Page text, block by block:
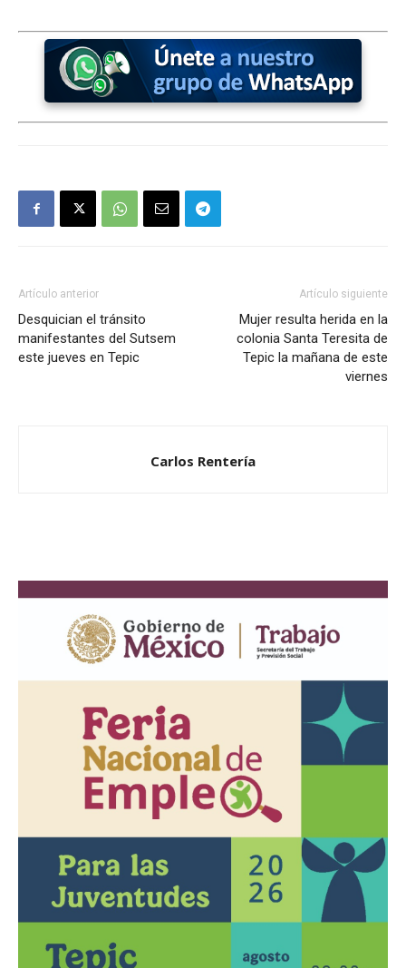
Artículo anterior
Desquician el tránsito
manifestantes del Sutsem
este jueves en Tepic
Artículo siguiente
Mujer resulta herida en la
colonia Santa Teresita de
Tepic la mañana de este
viernes
Carlos Rentería